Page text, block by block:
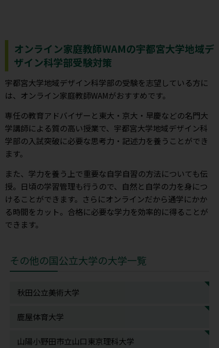
オンライン家庭教師WAMの宇都宮大学地域デ
ザイン科学部受験対策
宇都宮大学地域デザイン科学部の受験を志望している方に
は、オンライン家庭教師WAMがおすすめです。
専任の教育アドバイザーと東大・京大・早慶などの名門大
学講師による質の高い授業で、宇都宮大学地域デザイン科
学部の入試突破に必要な思考力・記述力を養うことができ
ます。
また、学力を養う上で重要な自学自習の方法についても伝
授。日頃の学習管理も行うので、自然と自学の力を身につ
けることができます。さらにオンラインだから通学にかか
る時間をカット。合格に必要な学力を効率的に得ることが
できます。
その他の国公立大学の大学一覧
秋田公立美術大学
鹿屋体育大学
山陽小野田市立山口東京理科大学